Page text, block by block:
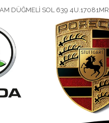
DÜĞMELİ SOL 639 4U.17081MR